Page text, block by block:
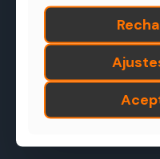
(Cáceres)
927 561
667 756